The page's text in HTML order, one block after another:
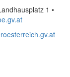
1 •